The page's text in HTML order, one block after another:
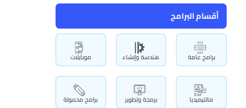
أقسام البرامج
برامج عامة هندسة وإنشاء موبايلات
مالتيميديا برمجة وتطوير برامج محمولة